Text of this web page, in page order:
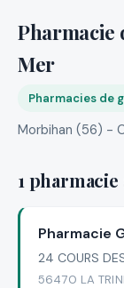
Pharmacie
Mer
Pharmacies de
Morbihan (56) -
1
Pharmacie
24 COURS
56470 LA